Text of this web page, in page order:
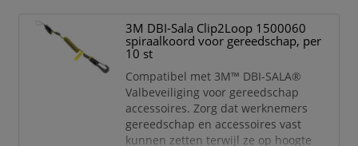
3M DBI-Sala Clip2Loop 1500060
spiraalkoord voor gereedschap, per
10 st
Compatibel met 3M™ DBI-SALA®
Valbeveiliging voor gereedschap
accessoires. Zorg dat werknemers
gereedschap en accessoires vast
kunnen zetten terwijl ze op hoogte